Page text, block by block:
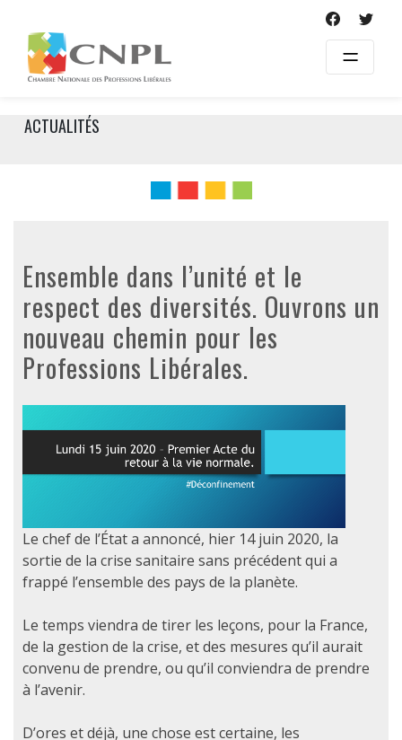
content
ACTUALITÉS
Ensemble dans l’unité et le
respect des diversités. Ouvrons un
nouveau chemin pour les
Professions Libérales.
Le chef de l’État a annoncé, hier 14 juin 2020, la
sortie de la crise sanitaire sans précédent qui a
frappé l’ensemble des pays de la planète.
Le temps viendra de tirer les leçons, pour la France,
de la gestion de la crise, et des mesures qu’il aurait
convenu de prendre, ou qu’il conviendra de prendre
à l’avenir.
D’ores et déjà, une chose est certaine, les